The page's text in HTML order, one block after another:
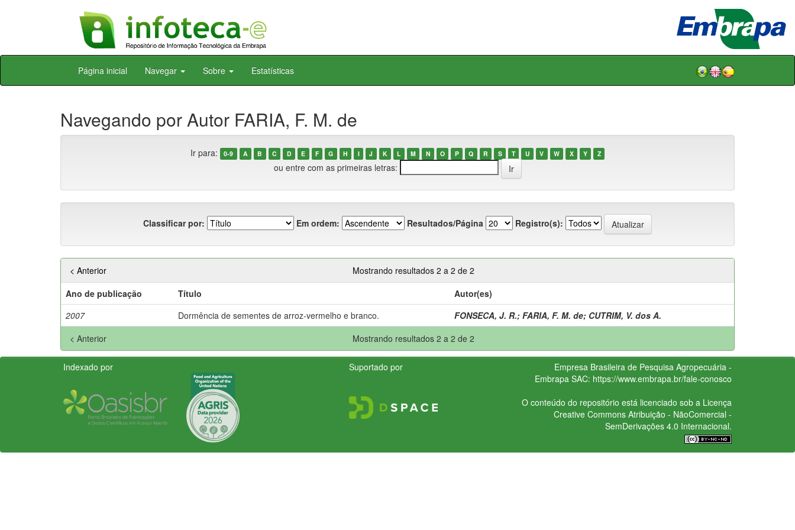
Skip
Página inicial Navegar Sobre Estatísticas
Navegando por Autor FARIA, F. M. de
Ir para: 0-9 A B C D E F G H I J K L M N O P Q R S T U V W X Y Z
ou entre com as primeiras letras:
Classificar por: Em ordem: Resultados/Página Registro(s):
Mostrando resultados 2 a 2 de 2
< Anterior
Ano de publicação
Título
Autor(es)
2007
Dormência de sementes de arroz-vermelho e branco. FONSECA, J. R.; FARIA, F. M. de; CUTRIM, V. dos A.
Mostrando resultados 2 a 2 de 2
< Anterior
Indexado por Suportado por
Empresa Brasileira de Pesquisa Agropecuária -
Embrapa SAC: https://www.embrapa.br/fale-conosco
O conteúdo do repositório está licenciado sob a Licença
Creative CommonsAtribuição - NãoComercial -
SemDerivações 4.0 Internacional.